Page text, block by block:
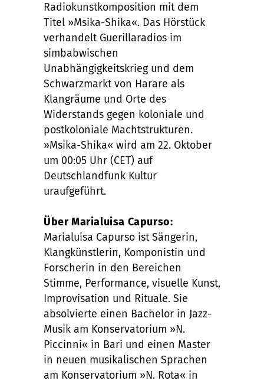
Radiokunstkomposition mit dem
Titel »Msika-Shika«. Das Hörstück
verhandelt Guerillaradios im
simbabwischen
Unabhängigkeitskrieg und dem
Schwarzmarkt von Harare als
Klangräume und Orte des
Widerstands gegen koloniale und
postkoloniale Machtstrukturen.
»Msika-Shika« wird am 22. Oktober
um 00:05 Uhr (CET) auf
Deutschlandfunk Kultur
uraufgeführt.
Über Marialuisa Capurso:
Marialuisa Capurso ist Sängerin,
Klangkünstlerin, Komponistin und
Forscherin in den Bereichen
Stimme, Performance, visuelle Kunst,
Improvisation und Rituale. Sie
absolvierte einen Bachelor in Jazz-
Musik am Konservatorium »N.
Piccinni« in Bari und einen Master
in neuen musikalischen Sprachen
am Konservatorium »N. Rota« in